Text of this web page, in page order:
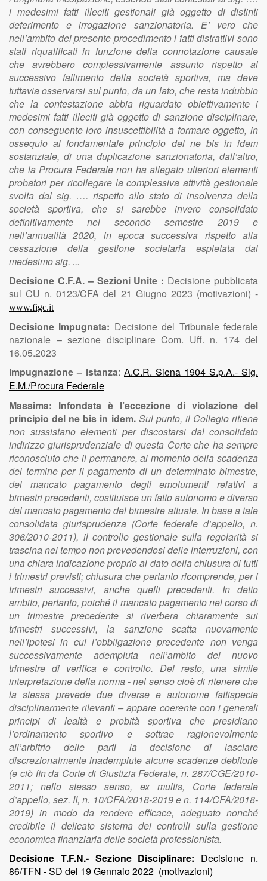
i medesimi fatti illeciti gestionali già oggetto di distinti
deferimento e irrogazione sanzionatoria. E’ vero che
nell’ambito del presente procedimento i fatti distrattivi sono
stati riqualificati in funzione della connotazione causale
che avrebbero complessivamente assunto rispetto al
successivo fallimento della società sportiva, ma deve
tuttavia osservarsi sul punto, da un lato, che resta indubbio
che la contestazione abbia riguardato obiettivamente i
medesimi fatti illeciti già oggetto di sanzione disciplinare,
con conseguente loro insuscettibilità a formare oggetto, in
ossequio al fondamentale principio del ne bis in idem
sostanziale, di una duplicazione sanzionatoria, dall’altro,
che la Procura Federale non ha allegato ulteriori elementi
probatori per ricollegare la complessiva attività gestionale
svolta dal sig. …. rispetto allo stato di insolvenza della
società sportiva, che si sarebbe invero consolidato
definitivamente nel secondo semestre 2019 e
nell’annualità 2020, in epoca successiva rispetto alla
cessazione della gestione societaria espletata dal
medesimo sig. ...
Decisione C.F.A. – Sezioni Unite : Decisione pubblicata
sul CU n. 0123/CFA del 21 Giugno 2023 (motivazioni) -
www.figc.it
Decisione Impugnata: Decisione del Tribunale federale
nazionale – sezione disciplinare Com. Uff. n. 174 del
16.05.2023
Impugnazione – istanza: A.C.R. Siena 1904 S.p.A.- Sig.
E.M./Procura Federale
Massima: Infondata è l’eccezione di violazione del
principio del ne bis in idem. Sul punto, il Collegio ritiene
non sussistano elementi per discostarsi dal consolidato
indirizzo giurisprudenziale di questa Corte che ha sempre
riconosciuto che il permanere, al momento della scadenza
del termine per il pagamento di un determinato bimestre,
del mancato pagamento degli emolumenti relativi a
bimestri precedenti, costituisce un fatto autonomo e diverso
dal mancato pagamento del bimestre attuale. In base a tale
consolidata giurisprudenza (Corte federale d’appello, n.
306/2010-2011), il controllo gestionale sulla regolarità si
trascina nel tempo non prevedendosi delle interruzioni, con
una chiara indicazione proprio al dato della chiusura di tutti
i trimestri previsti; chiusura che pertanto ricomprende, per i
trimestri successivi, anche quelli precedenti. In detto
ambito, pertanto, poiché il mancato pagamento nel corso di
un trimestre precedente si riverbera chiaramente sui
trimestri successivi, la sanzione scatta nuovamente
nell’ipotesi in cui l’obbligazione precedente non venga
successivamente adempiuta nell’ambito del nuovo
trimestre di verifica e controllo. Del resto, una simile
interpretazione della norma - nel senso cioè di ritenere che
la stessa prevede due diverse e autonome fattispecie
disciplinarmente rilevanti – appare coerente con i generali
principi di lealtà e probità sportiva che presidiano
l’ordinamento sportivo e sottrae ragionevolmente
all’arbitrio delle parti la decisione di lasciare
discrezionalmente inadempiute alcune scadenze debitorie
(e ciò fin da Corte di Giustizia Federale, n. 287/CGE/2010-
2011; nello stesso senso, ex multis, Corte federale
d’appello, sez. II, n. 10/CFA/2018-2019 e n. 114/CFA/2018-
2019) in modo da rendere efficace, adeguato nonché
credibile il delicato sistema dei controlli sulla gestione
economica finanziaria delle società professionista.
Decisione T.F.N.- Sezione Disciplinare: Decisione n.
86/TFN - SD del 19 Gennaio 2022 (motivazioni)